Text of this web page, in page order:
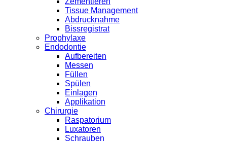
Tissue Management
Abdrucknahme
Bissregistrat
Prophylaxe
Endodontie
Aufbereiten
Messen
Füllen
Spülen
Einlagen
Applikation
Chirurgie
Raspatorium
Luxatoren
Schrauben